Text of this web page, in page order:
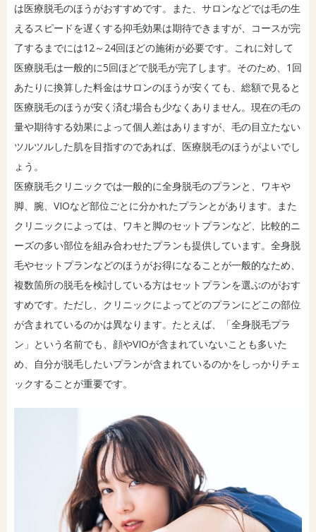
は医療脱毛のほうがおすすめです。また、サロンなどでは毛の生
えるスピードを遅くする抑毛効果は期待できますが、コースが完
了するまでには12～24回ほどの施術が必要です。これに対して
医療脱毛は一般的に5回ほどで脱毛が完了します。そのため、1回
あたりに換算した料金はサロンのほうが安くても、総額で見ると
医療脱毛のほうが安く済む場合も少なくありません。現在の毛の
量や期待する効果によって個人差はありますが、毛の目立たない
ツルツルした肌を目指すのであれば、医療脱毛のほうがよいでし
ょう。
医療脱毛クリニックでは一般的に全身脱毛のプランと、ワキや
脚、腕、VIOなど部位ごとに分かれたプランとがあります。また
クリニックによっては、ワキと脚のセットプランなど、比較的ニ
ーズの多い部位を組み合わせたプランも提供しています。全身脱
毛やセットプランなどのほうがお得になることが一般的なため、
複数箇所の脱毛を検討している方はセットプランを選ぶのがおす
すめです。ただし、クリニックによってどのプランにどこの部位
が含まれているのかは異なります。たとえば、「全身脱毛プラ
ン」という名前でも、顔やVIOが含まれていないことも多いた
め、自分が脱毛したいプランが含まれているのかをしっかりチェ
ックすることが重要です。